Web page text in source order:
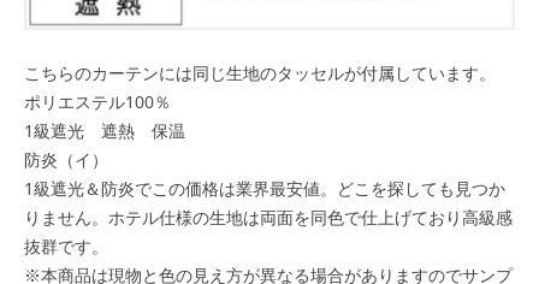
こちらのカーテンには同じ生地のタッセルが付属しています。
ポリエステル100％
1級遮光 遮熱 保温
防炎（イ）
1級遮光＆防炎でこの価格は業界最安値。どこを探しても見つか
りません。ホテル仕様の生地は両面を同色で仕上げており高級感
抜群です。
※本商品は現物と色の見え方が異なる場合がありますのでサンプ